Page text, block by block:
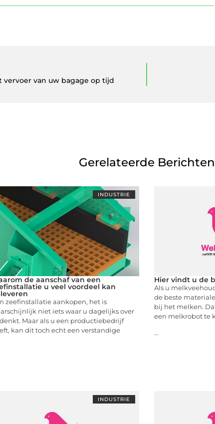
vervoer van uw bagage op tijd
Gerelateerde Berichten
INDUSTRIE
de aanschaf van een
u veel voordeel kan
zeefinstallatie aankopen, het is
niet iets waar u dagelijks over
Maar als u een productiebedrijf
kan dit toch echt een verstandige
Hier vindt u de
Als u
de beste
bij het melken.
een melkrobot te
...
INDUSTRIE